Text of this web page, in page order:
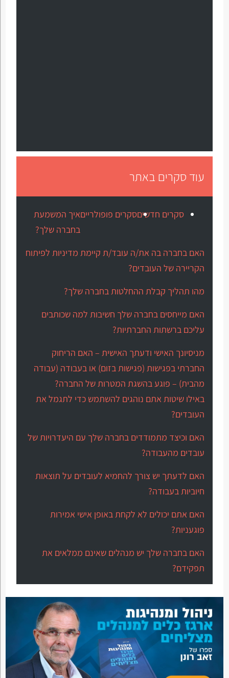
עוד סקרים באתר
סקרים חדשיםסקרים פופולרייםאיך המשמעת
בחברה שלך?
האם בחברה בה את/ה עובד/ת קיימת מדיניות לפיתוח
הקריירה של העובדים?
מהו תהליך קבלת ההחלטות בחברה שלך?
האם מייחסים בחברה שלך חשיבות למה שכותבים
עליכם ברשתות החברתיות?
מניסיונך האישי ודעתך האישית – האם הריחוק
החברתי בפגישות (פגישות בזום) או בעבודה (עבודה
מהבית) – פוגע בהשגת המטרות של החברה?
באילו שיטות אתם נוהגים להשתמש כדי לתגמל את
העובדים?
האם וכיצד מתמודדים בחברה שלך עם היעדרויות של
עובדים מהעבודה?
האם לדעתך יש צורך להחמיא לעובדים על תוצאות
חיוביות בעבודה?
האם אתם יכולים לא לקחת באופן אישי אמירות
פוגעניות?
האם בחברה שלך יש מנהלים שאינם ממלאים את
תפקידם?